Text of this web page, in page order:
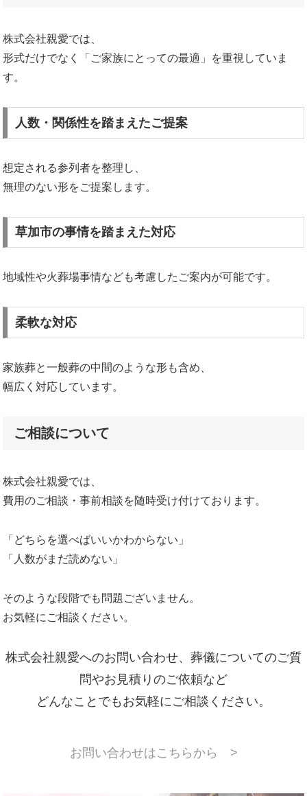
株式会社親愛では、
形式だけでなく「ご家族にとっての最適」を重視していま
す。
人数・関係性を踏まえたご提案
想定される参列者を整理し、
無理のない形をご提案します。
草加市の事情を踏まえた対応
地域性や火葬場事情なども考慮したご案内が可能です。
柔軟な対応
家族葬と一般葬の中間のような形も含め、
幅広く対応しています。
ご相談について
株式会社親愛では、
費用のご相談・事前相談を随時受け付けております。
「どちらを選べばいいかわからない」
「人数がまだ読めない」
そのような段階でも問題ございません。
お気軽にご相談ください。
株式会社親愛へのお問い合わせ、葬儀についてのご質
問やお見積りのご依頼など
どんなことでもお気軽にご相談ください。
お問い合わせはこちらから >